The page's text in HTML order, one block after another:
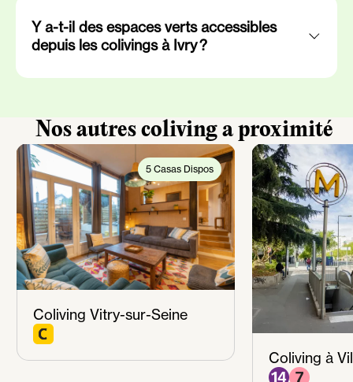
Y a-t-il des espaces verts accessibles
depuis les colivings à Ivry ?
Nos autres coliving a proximité
5 Casas Dispos
Coliving Vitry-sur-Seine
Coliving à